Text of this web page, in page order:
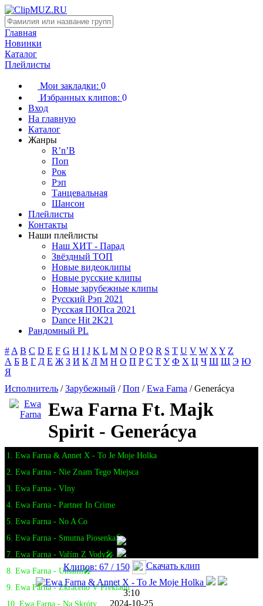
Главная
Новинки
Каталог
Плейлисты
Мои закладки: 0
Избранных клипов: 0
Вход
На главную
Каталог
Жанры
R’n’B
Поп
Рок
Рэп
Танцевальная
Шансон
Плейлисты
Контакты
Наши плейлисты
Наш ХИТ - Парад
Звёздный ТОП
Новые видеоклипы
Новые русские клипы
Новые зарубежные клипы
Русский Рэп 2021
Русская ПОПса 2021
Dance Hit 2K21
Рандомный PL
# A B C D E F G H I J K L M N O P Q R S T U V W X Y Z
А Б В Г Д Е Ж З И К Л М Н О П Р С Т У Ф Х Ц Ч Ш Щ Э Ю
Я
Исполнитель /Зарубежный /Поп /Ewa Farna / Generácya
Ewa Farna Ft. Majk
Spirit - Generácya
1. Ewa Farna & Annet X - To Je Moje Holka
2. Ewa Farna - Nie Znam Tego Miejsca
3. Ewa Farna - Vlny
4. Ewa Farna - Partner In Crime
5. Ewa Farna - No A Co
6. Ewa Farna - Smutna Piosenka🎤
7. Ewa Farna - Vařím Z Vody🎤
8. Ewa Farna - Umami🎤
9. Ewa Farna - Zkraceno V Překladu
10. Ewa Farna - Na Skróty
Клипов: 67 / 150 Скачать клип
3:10
2024-10-25